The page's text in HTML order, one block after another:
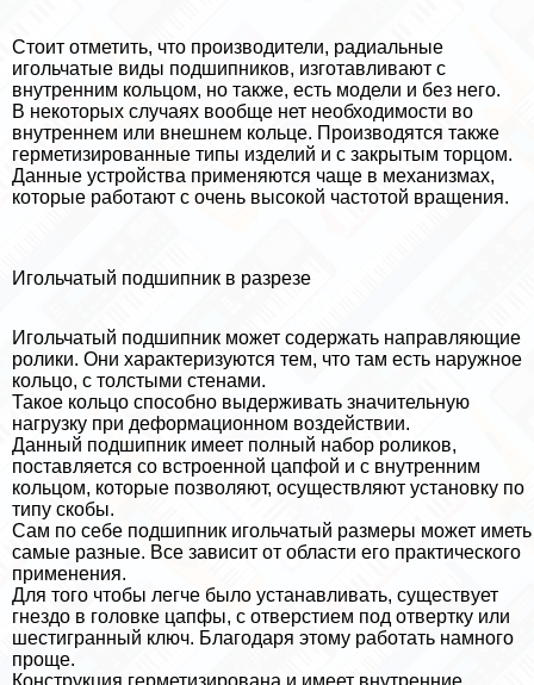
Стоит отметить, что производители, радиальные
игольчатые виды подшипников, изготавливают с
внутренним кольцом, но также, есть модели и без него.
В некоторых случаях вообще нет необходимости во
внутреннем или внешнем кольце. Производятся также
герметизированные типы изделий и с закрытым торцом.
Данные устройства применяются чаще в механизмах,
которые работают с очень высокой частотой вращения.
Игольчатый подшипник в разрезе
Игольчатый подшипник может содержать направляющие
ролики. Они хаpaктеризуются тем, что там есть наружное
кольцо, с толстыми стенами.
Такое кольцо способно выдерживать значительную
нагрузку при деформационном воздействии.
Данный подшипник имеет полный набор роликов,
поставляется со встроенной цапфой и с внутренним
кольцом, которые позволяют, осуществляют установку по
типу скобы.
Сам по себе подшипник игольчатый размеры может иметь
самые разные. Все зависит от области его пpaктического
применения.
Для того чтобы легче было устанавливать, существует
гнездо в головке цапфы, с отверстием под отвертку или
шестигранный ключ. Благодаря этому работать намного
проще.
Конструкция герметизирована и имеет внутренние